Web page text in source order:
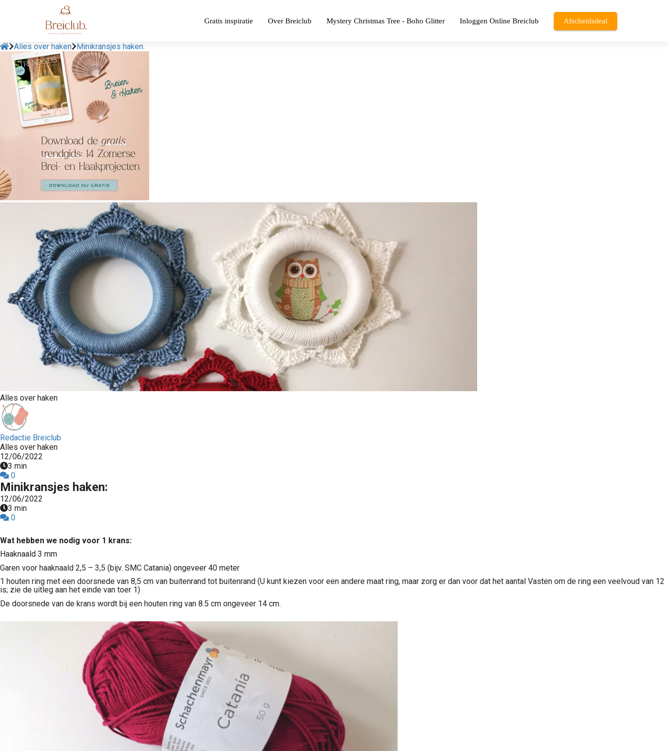
Gratis inspiratie Over Breiclub Mystery Christmas Tree - Boho Glitter Inloggen Online Breiclub Afscheidsdeal
Alles over haken Minikransjes haken:
Alles over haken
Redactie Breiclub
Alles over haken
12/06/2022
3 min
0
Minikransjes haken:
12/06/2022
3 min
0
Wat hebben we nodig voor 1 krans:
Haaknaald 3 mm
Garen voor haaknaald 2,5 – 3,5 (bijv. SMC Catania) ongeveer 40 meter
1 houten ring met een doorsnede van 8,5 cm van buitenrand tot buitenrand (U kunt kiezen voor een andere maat ring, maar zorg er dan voor dat het aantal Vasten om de ring een veelvoud van 12
is; zie de uitleg aan het einde van toer 1)
De doorsnede van de krans wordt bij een houten ring van 8.5 cm ongeveer 14 cm.